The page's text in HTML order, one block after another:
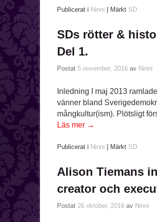
Publicerat i Ninni Märkt SD
SDs rötter &
Del 1.
Postat 5 november, 2016 av Ninni
Inledning I maj 2013
vänner bland
mångkultur(ism). Plötsligt
Läs mer →
Publicerat i Ninni | Märkt SD
Alison Tiemans
creator och
Postat 26 oktober, 2016 av Ninni